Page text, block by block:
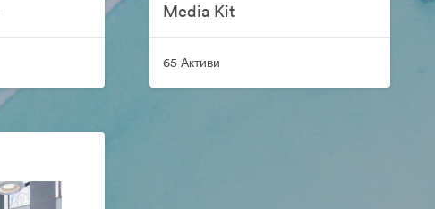
Media Kit
65 Активи